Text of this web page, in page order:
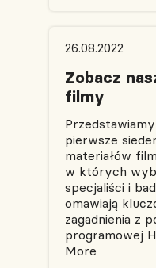
26.08.2022
Zobacz
filmy
Przedstawiamy
pierwsze
materiałów
w których
specjaliści i
omawiają
zagadnienia z
programowej
More